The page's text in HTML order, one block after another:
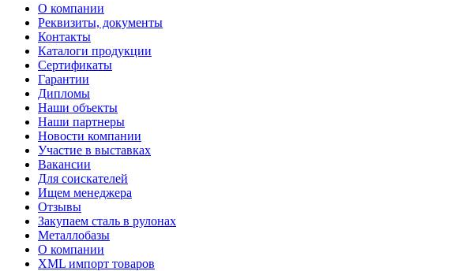
О компании
Реквизиты, документы
Контакты
Каталоги продукции
Сертификаты
Гарантии
Дипломы
Наши объекты
Наши партнеры
Новости компании
Участие в выставках
Вакансии
Для соискателей
Ищем менеджера
Отзывы
Закупаем сталь в рулонах
Металлобазы
О компании
XML импорт товаров